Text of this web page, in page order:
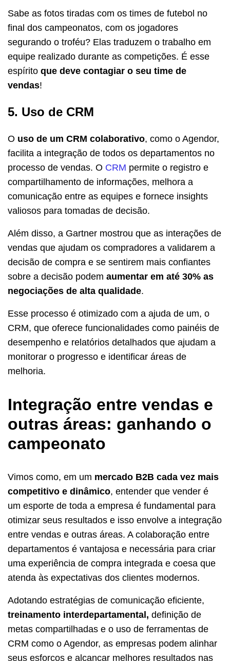
Sabe as fotos tiradas com os times de futebol no
final dos campeonatos, com os jogadores
segurando o troféu? Elas traduzem o trabalho em
equipe realizado durante as competições. É esse
espírito que deve contagiar o seu time de
vendas!
5. Uso de CRM
O uso de um CRM colaborativo, como o Agendor,
facilita a integração de todos os departamentos no
processo de vendas. O CRM permite o registro e
compartilhamento de informações, melhora a
comunicação entre as equipes e fornece insights
valiosos para tomadas de decisão.
Além disso, a Gartner mostrou que as interações de
vendas que ajudam os compradores a validarem a
decisão de compra e se sentirem mais confiantes
sobre a decisão podem aumentar em até 30% as
negociações de alta qualidade.
Esse processo é otimizado com a ajuda de um, o
CRM, que oferece funcionalidades como painéis de
desempenho e relatórios detalhados que ajudam a
monitorar o progresso e identificar áreas de
melhoria.
Integração entre vendas e
outras áreas: ganhando o
campeonato
Vimos como, em um mercado B2B cada vez mais
competitivo e dinâmico, entender que vender é
um esporte de toda a empresa é fundamental para
otimizar seus resultados e isso envolve a integração
entre vendas e outras áreas. A colaboração entre
departamentos é vantajosa e necessária para criar
uma experiência de compra integrada e coesa que
atenda às expectativas dos clientes modernos.
Adotando estratégias de comunicação eficiente,
treinamento interdepartamental, definição de
metas compartilhadas e o uso de ferramentas de
CRM como o Agendor, as empresas podem alinhar
seus esforços e alcançar melhores resultados nas